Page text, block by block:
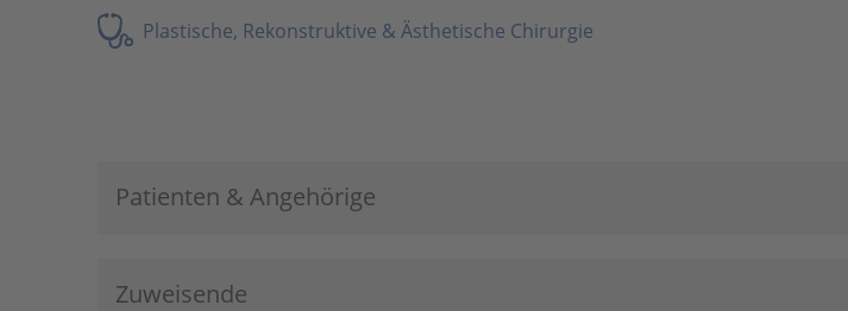
Plastische, Rekonstruktive & Ästhetische Chirurgie
Patienten & Angehörige
Zuweisende